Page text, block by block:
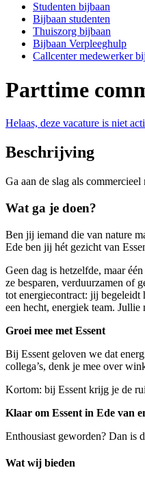
Studenten bijbaan
Bijbaan studenten
Thuiszorg bijbaan
Bijbaan Verpleeghulp
Callcenter medewerker
Parttime
Helaas, deze vacature is niet
Beschrijving
Ga aan de slag als
Wat ga je doen?
Ben jij iemand die van nature
Ede ben jij hét gezicht van
Geen dag is hetzelfde, maar
ze besparen, verduurzamen of
tot energiecontract: jij begeleidt
een hecht, energiek team.
Groei mee met Essent
Bij Essent geloven we dat
collega’s, denk je mee over
Kortom: bij Essent krijg je de
Klaar om Essent in Ede van
Enthousiast geworden? Dan is
Wat wij bieden